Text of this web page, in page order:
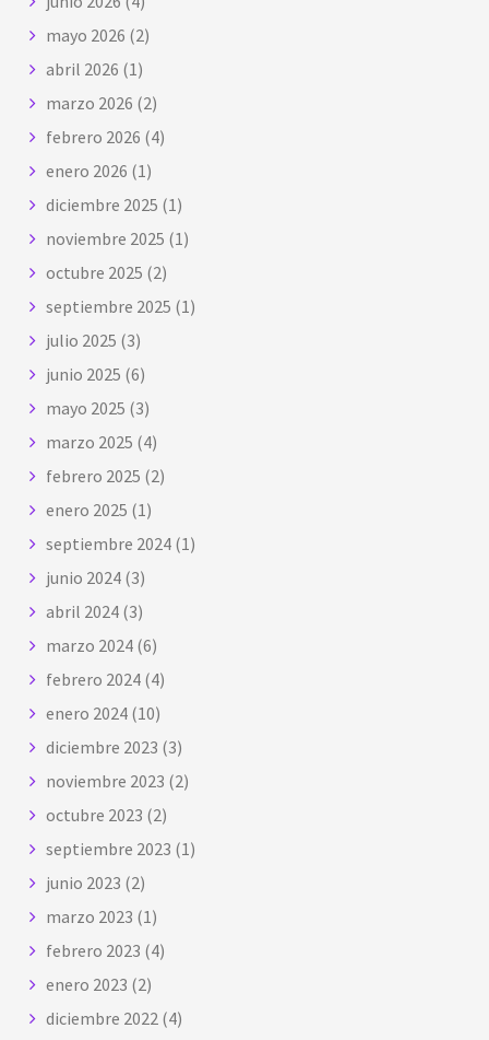
mayo 2026 (2)
abril 2026 (1)
marzo 2026 (2)
febrero 2026 (4)
enero 2026 (1)
diciembre 2025 (1)
noviembre 2025 (1)
octubre 2025 (2)
septiembre 2025 (1)
julio 2025 (3)
junio 2025 (6)
mayo 2025 (3)
marzo 2025 (4)
febrero 2025 (2)
enero 2025 (1)
septiembre 2024 (1)
junio 2024 (3)
abril 2024 (3)
marzo 2024 (6)
febrero 2024 (4)
enero 2024 (10)
diciembre 2023 (3)
noviembre 2023 (2)
octubre 2023 (2)
septiembre 2023 (1)
junio 2023 (2)
marzo 2023 (1)
febrero 2023 (4)
enero 2023 (2)
diciembre 2022 (4)